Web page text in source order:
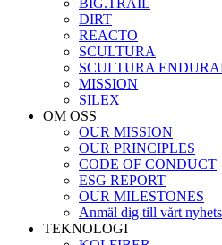
BIG.TRAIL
DIRT
REACTO
SCULTURA
SCULTURA
MISSION
SILEX
OM OSS
OUR MISSION
OUR PRINCIPLES
CODE OF CONDUCT
ESG REPORT
OUR MILESTONES
Anmäl dig till vårt
TEKNOLOGI